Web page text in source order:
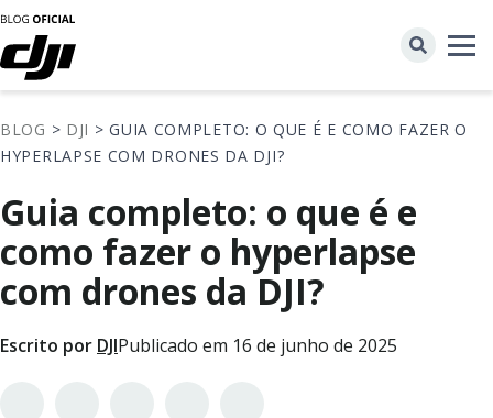
BLOG > DJI > GUIA COMPLETO: O QUE É E COMO FAZER O
HYPERLAPSE COM DRONES DA DJI?
Guia completo: o que é e
como fazer o hyperlapse
com drones da DJI?
Escrito por DJIPublicado em 16 de junho de 2025